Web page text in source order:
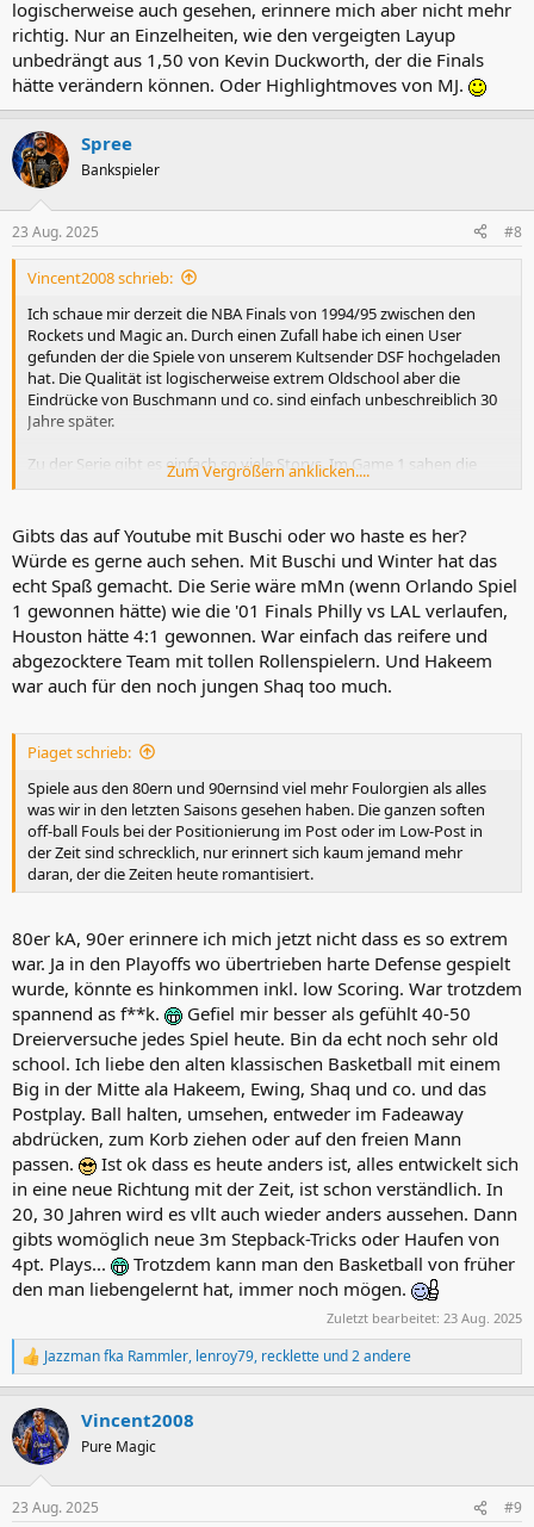
logischerweise auch gesehen, erinnere mich aber nicht mehr
richtig. Nur an Einzelheiten, wie den vergeigten Layup
unbedrängt aus 1,50 von Kevin Duckworth, der die Finals
hätte verändern können. Oder Highlightmoves von MJ.
Spree
Bankspieler
23 Aug. 2025 #8
Vincent2008 schrieb:
Ich schaue mir derzeit die NBA Finals von 1994/95 zwischen den
Rockets und Magic an. Durch einen Zufall habe ich einen User
gefunden der die Spiele von unserem Kultsender DSF hochgeladen
hat. Die Qualität ist logischerweise extrem Oldschool aber die
Eindrücke von Buschmann und co. sind einfach unbeschreiblich 30
Jahre später.
Zu der Serie gibt es einfach so viele Storys. Im Game 1 sahen die
Magic wie der klare Gewinner aus. Dann vergeigt Nick Anderson 4
wie die Serie verlaufen wäre wenn Orlando Game 1 gewonnen
hätte. Hakeem vs. Shaq war schon super. Penny noch gesund und
fit zu sehen ist auch schön. Schade das die Rockets mit Sam Cassell
und der starken Defense uns den Zahn gezogen hat. Dieses junge
Orlando Team mit Veteran Horace Grant hätte den Ring auch
verdient gehabt. Leider hatte der beste Spieler zur damaligen Zeit (
Olajuwon ) was dagegen
Zum Vergrößern anklicken....
Gibts das auf Youtube mit Buschi oder wo haste es her?
Würde es gerne auch sehen. Mit Buschi und Winter hat das
echt Spaß gemacht. Die Serie wäre mMn (wenn Orlando Spiel
1 gewonnen hätte) wie die '01 Finals Philly vs LAL verlaufen,
Houston hätte 4:1 gewonnen. War einfach das reifere und
abgezocktere Team mit tollen Rollenspielern. Und Hakeem
war auch für den noch jungen Shaq too much.
Piaget schrieb:
Spiele aus den 80ern und 90ernsind viel mehr Foulorgien als alles
was wir in den letzten Saisons gesehen haben. Die ganzen soften
off-ball Fouls bei der Positionierung im Post oder im Low-Post in
der Zeit sind schrecklich, nur erinnert sich kaum jemand mehr
daran, der die Zeiten heute romantisiert.
80er kA, 90er erinnere ich mich jetzt nicht dass es so extrem
war. Ja in den Playoffs wo übertrieben harte Defense gespielt
wurde, könnte es hinkommen inkl. low Scoring. War trotzdem
spannend as f**k.
Gefiel mir besser als gefühlt 40-50
Dreierversuche jedes Spiel heute. Bin da echt noch sehr old
school. Ich liebe den alten klassischen Basketball mit einem
Big in der Mitte ala Hakeem, Ewing, Shaq und co. und das
Postplay. Ball halten, umsehen, entweder im Fadeaway
abdrücken, zum Korb ziehen oder auf den freien Mann
passen.
Ist ok dass es heute anders ist, alles entwickelt sich
in eine neue Richtung mit der Zeit, ist schon verständlich. In
20, 30 Jahren wird es vllt auch wieder anders aussehen. Dann
gibts womöglich neue 3m Stepback-Tricks oder Haufen von
4pt. Plays...
Trotzdem kann man den Basketball von früher
den man liebengelernt hat, immer noch mögen.
Zuletzt bearbeitet: 23 Aug. 2025
R
e
k
t
i
e
Jazzman fka Rammler, lenroy79, recklette und 2 andere
Vincent2008
Pure Magic
23 Aug. 2025 #9